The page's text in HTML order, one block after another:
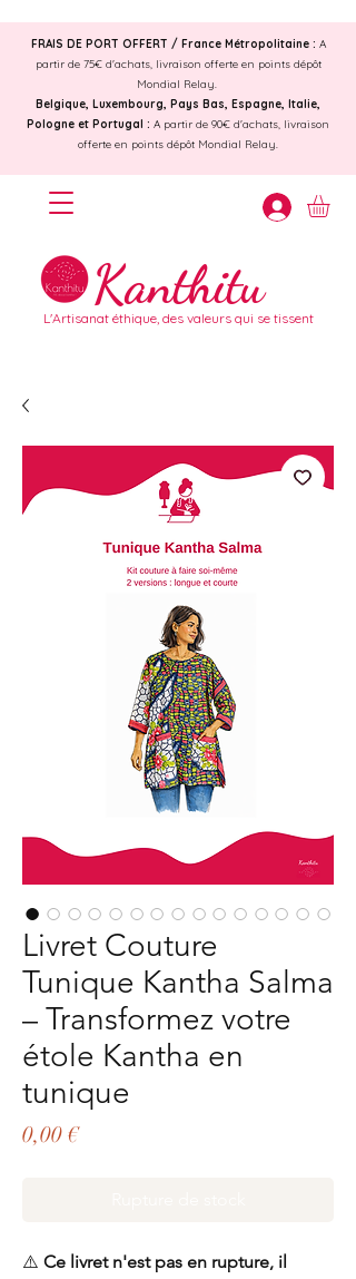
Kanthitu
L'Artisanat éthique, des valeurs qui se tissent
FRAIS DE PORT OFFERT / France Métropolitaine : A
partir de 75€ d'achats, livraison offerte en points dépôt
Mondial Relay.
Belgique, Luxembourg, Pays Bas, Espagne, Italie,
Pologne et Portugal : A partir de 90€ d'achats, livraison
offerte en points dépôt Mondial Relay.
Livret Couture
Tunique Kantha Salma
– Transformez votre
étole Kantha en
tunique
0,00 €Prix
⚠️ Ce livret n'est pas en rupture, il